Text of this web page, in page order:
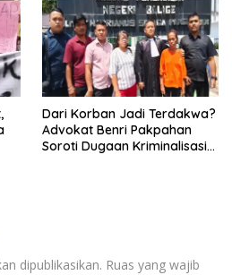
Dari Korban Jadi Terdakwa?
Advokat Benri Pakpahan
Soroti Dugaan Kriminalisasi
dipublikasikan. Ruas yang wajib